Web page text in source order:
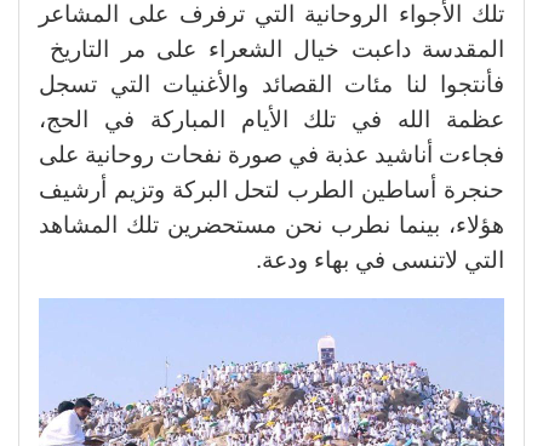
تلك الأجواء الروحانية التي ترفرف على المشاعر
المقدسة داعبت خيال الشعراء على مر التاريخ
فأنتجوا لنا مئات القصائد والأغنيات التي تسجل
عظمة الله في تلك الأيام المباركة في الحج،
فجاءت أناشيد عذبة في صورة نفحات روحانية على
حنجرة أساطين الطرب لتحل البركة وتزيم أرشيف
هؤلاء، بينما نطرب نحن مستحضرين تلك المشاهد
التي لاتنسى في بهاء ودعة.